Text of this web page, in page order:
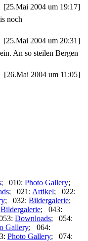
[25.Mai 2004 um 19:17]
noch
[25.Mai 2004 um 20:31]
An so steilen Bergen
[26.Mai 2004 um 11:05]
; 010: Photo Gallery;
; 021: Artikel; 022:
; 032: Bildergalerie;
Bildergalerie; 043:
Downloads; 054:
Gallery; 064:
Photo Gallery; 074: